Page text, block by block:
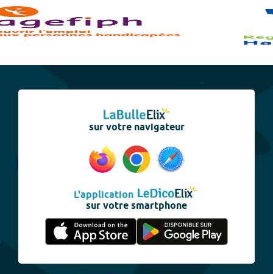
sur votre navigateur
L'application
sur votre smartphone